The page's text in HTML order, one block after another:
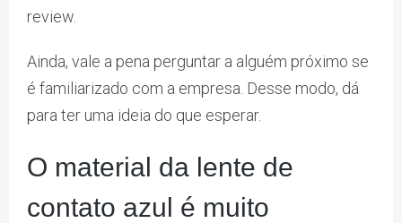
review.
Ainda, vale a pena perguntar a alguém próximo se
é familiarizado com a empresa. Desse modo, dá
para ter uma ideia do que esperar.
O material da lente de
contato azul é muito